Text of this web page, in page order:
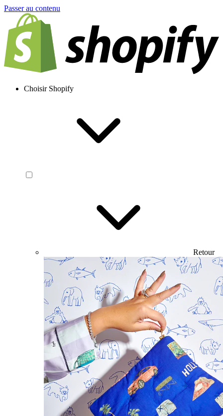
Passer au contenu
Choisir Shopify
Retour